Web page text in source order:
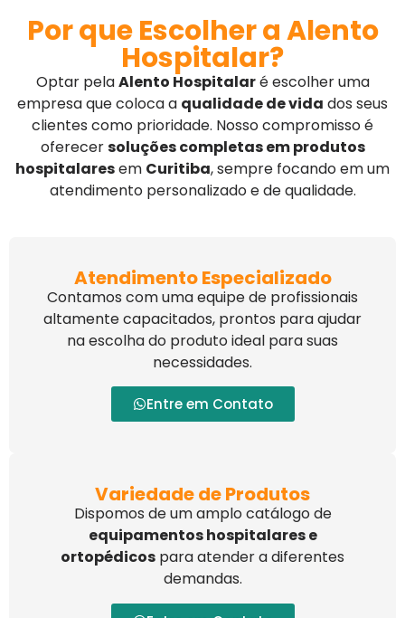
Por que Escolher a Alento
Hospitalar?
Optar pelaAlento Hospitalaré escolher uma
empresa que coloca a qualidade de vida dos seus
clientes como prioridade. Nosso compromisso é
oferecersoluções completas em produtos
hospitalaresem Curitiba, sempre focando em um
atendimento personalizado e de qualidade.
Atendimento Especializado
Contamos com uma equipe de profissionais
altamente capacitados, prontos para ajudar
na escolha do produto ideal para suas
necessidades.
Entre em Contato
Variedade de Produtos
Dispomos de um amplo catálogo de
equipamentos hospitalares e
ortopédicos para atender a diferentes
demandas.